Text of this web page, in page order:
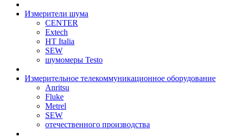
Измерители шума
CENTER
Extech
HT Italia
SEW
шумомеры Testo
Измерительное телекоммуникационное оборудование
Anritsu
Fluke
Metrel
SEW
отечественного производства